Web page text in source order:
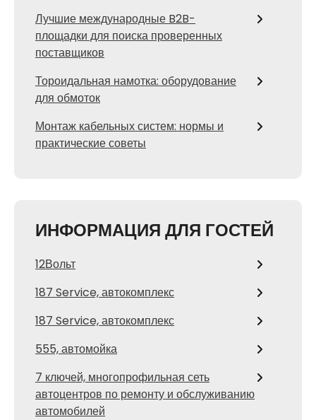
Лучшие международные B2B-
площадки для поиска проверенных
поставщиков
Тороидальная намотка: оборудование
для обмоток
Монтаж кабельных систем: нормы и
практические советы
ИНФОРМАЦИЯ ДЛЯ ГОСТЕЙ
12Вольт
187 Service, автокомплекс
187 Service, автокомплекс
555, автомойка
7 ключей, многопрофильная сеть
автоцентров по ремонту и обслуживанию
автомобилей